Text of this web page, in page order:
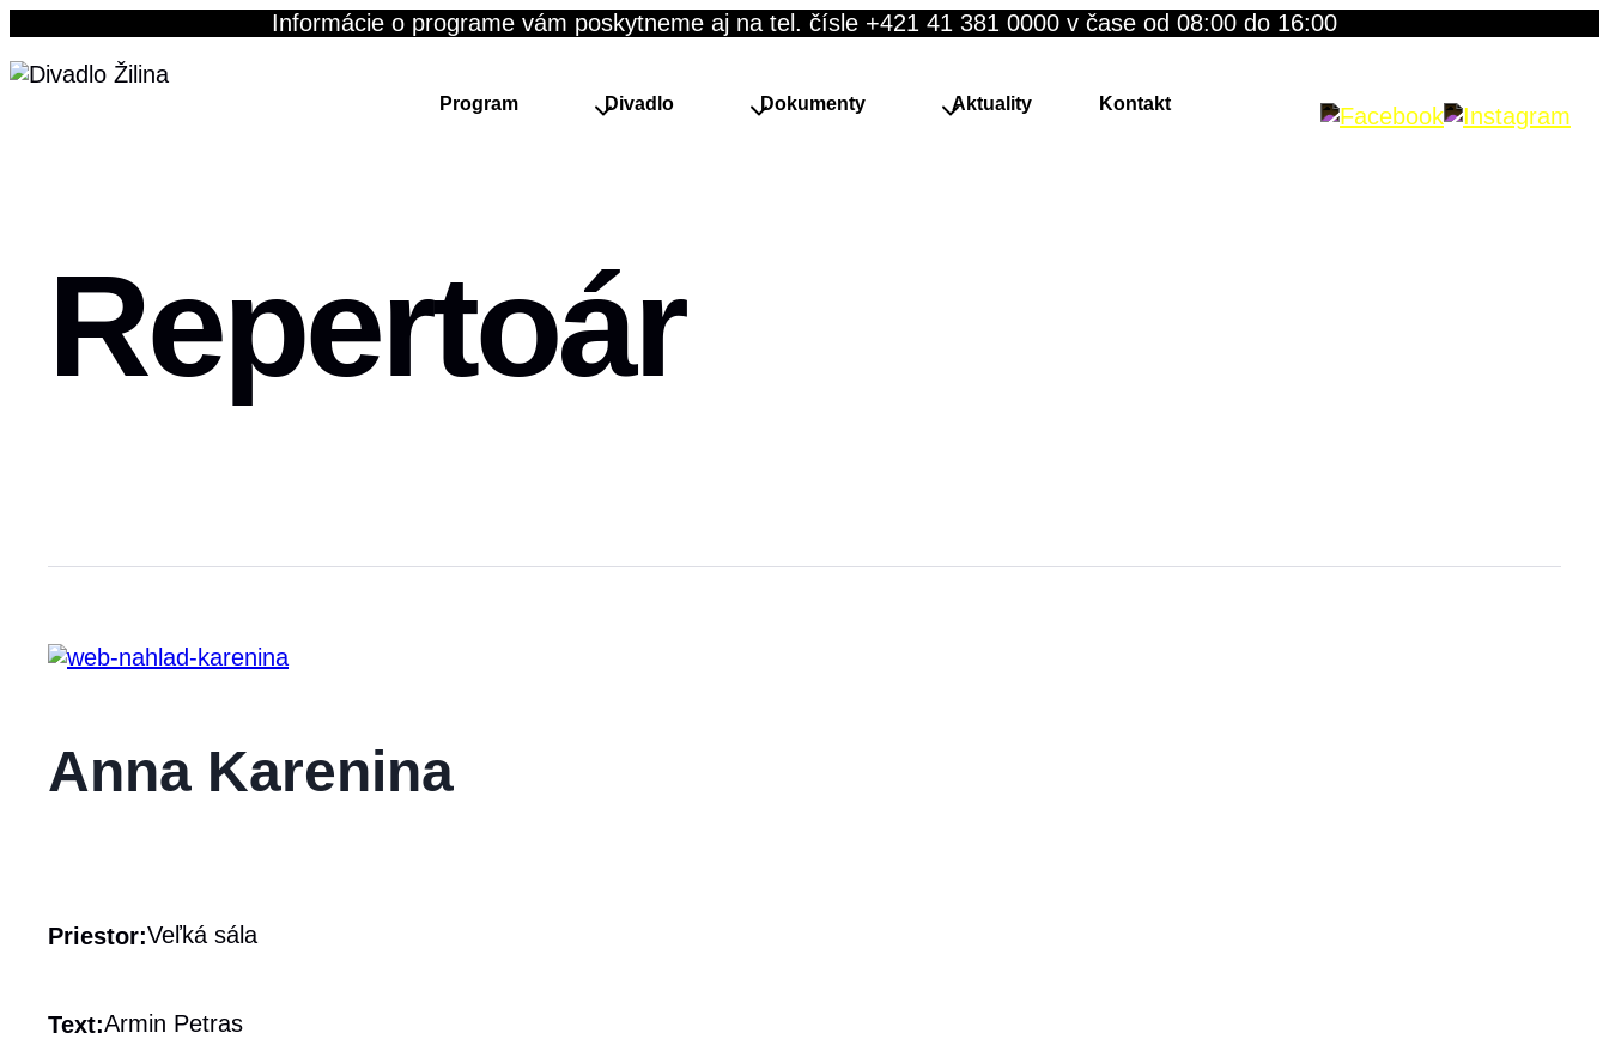
content
Informácie o programe vám poskytneme aj na tel. čísle +421 41 381 0000 v čase od 08:00 do 16:00
Program Divadlo Dokumenty Aktuality Kontakt
Repertoár
Anna Karenina
Priestor:Veľká sála
Text:Armin Petras